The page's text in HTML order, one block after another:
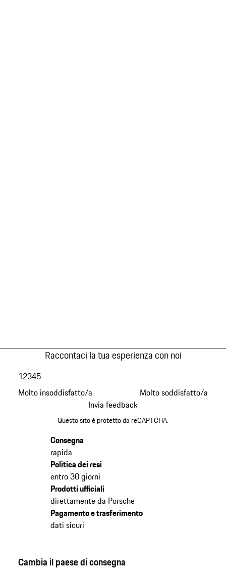
Raccontaci la tua esperienza con noi
Molto insoddisfatto/a
12345
Molto soddisfatto/a
Invia feedback
Questo sito è protetto da reCAPTCHA.
Consegna
rapida
Politica dei resi
entro 30 giorni
Prodotti ufficiali
direttamente da Porsche
Pagamento e trasferimento
dati sicuri
Cambia il paese di consegna